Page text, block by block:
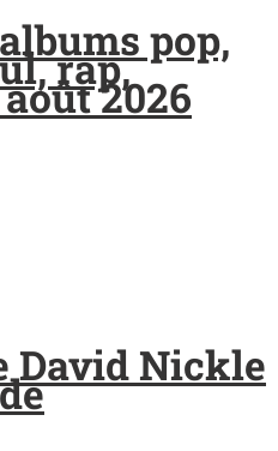
pop,
rap,
2026
David Nickle